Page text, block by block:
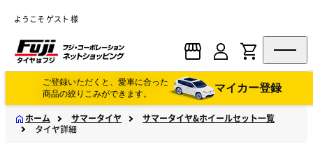
ようこそ ゲスト 様
ご登録いただくと、愛車に合った
商品の絞りこみができます。
マイカー登録
ホーム サマータイヤ
サマータイヤ&ホイールセット一覧
タイヤ詳細